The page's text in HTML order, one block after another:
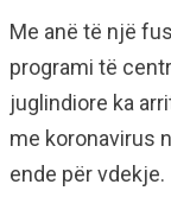
Me anë të një
programi të
juglindiore ka
me koronavirus
ende për vdekje.